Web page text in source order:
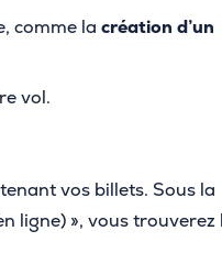
comme la création d’un
vol.
vos billets. Sous la
ligne) », vous trouverez